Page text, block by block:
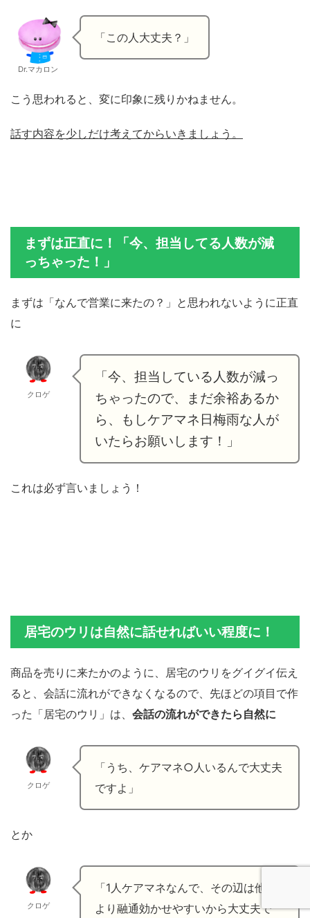
Dr.マカロン
「この人大丈夫？」
こう思われると、変に印象に残りかねません。
話す内容を少しだけ考えてからいきましょう。
まずは正直に！「今、担当してる人数が減
っちゃった！」
まずは「なんで営業に来たの？」と思われないように正直
に
クロゲ
「今、担当している人数が減っ
ちゃったので、まだ余裕あるか
ら、もしケアマネ日梅雨な人が
いたらお願いします！」
これは必ず言いましょう！
居宅のウリは自然に話せればいい程度に！
商品を売りに来たかのように、居宅のウリをグイグイ伝え
ると、会話に流れができなくなるので、先ほどの項目で作
った「居宅のウリ」は、 会話の流れができたら自然に
クロゲ
「うち、ケアマネ○人いるんで大丈夫
ですよ」
とか
クロゲ
「1人ケアマネなんで、その辺は他所
より融通効かせやすいから大丈夫で